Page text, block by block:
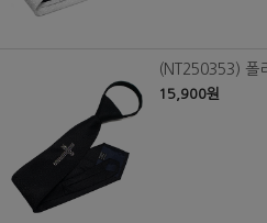
(NT250353) 폴
15,900원